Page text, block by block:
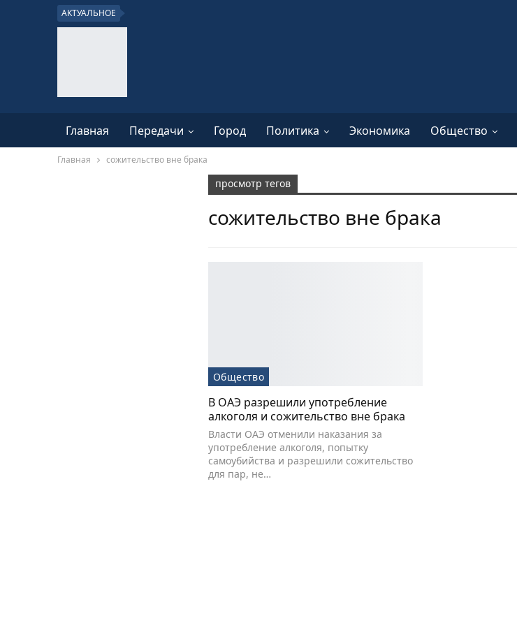
АКТУАЛЬНОЕ
Главная Передачи Город Политика Экономика Общество
Главная сожительство вне брака
просмотр тегов
сожительство вне брака
Общество
В ОАЭ разрешили употребление
алкоголя и сожительство вне брака
Власти ОАЭ отменили наказания за
употребление алкоголя, попытку
самоубийства и разрешили сожительство
для пар, не…